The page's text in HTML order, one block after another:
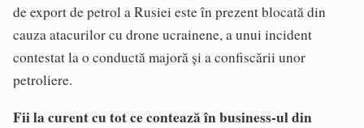
de export de petrol a Rusiei este în prezent blocată din
cauza atacurilor cu drone ucrainene, a unui incident
contestat la o conductă majoră și a confiscării unor
petroliere.
Fii la curent cu tot ce contează în business-ul din